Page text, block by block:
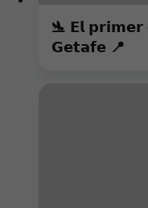
🛬 𝗘𝗹
𝗚𝗲𝘁𝗮𝗳𝗲 📍